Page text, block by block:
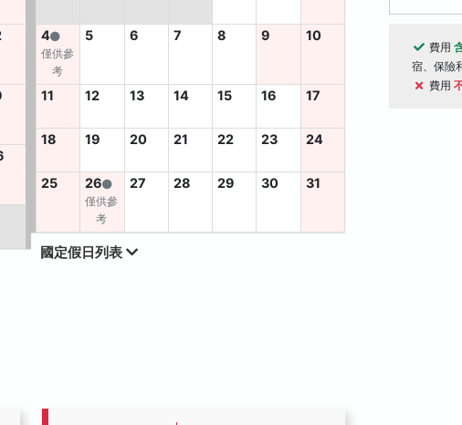
4
僅供參
考
5 6 7 8 9 10
11 12 13 14 15 16 17
18 19 20 21 22 23 24
25 26
僅供參
考
27 28 29 30 31
國定假日列表
費用
宿、保險
費用